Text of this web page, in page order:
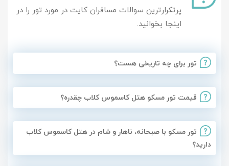
پرتکرارترین سوالات مسافران کایت در مورد تور را در
اینجا بخوانید.
تور مسکو با صبحانه، ناهار و شام در هتل کاسموس کلاب
دارید؟